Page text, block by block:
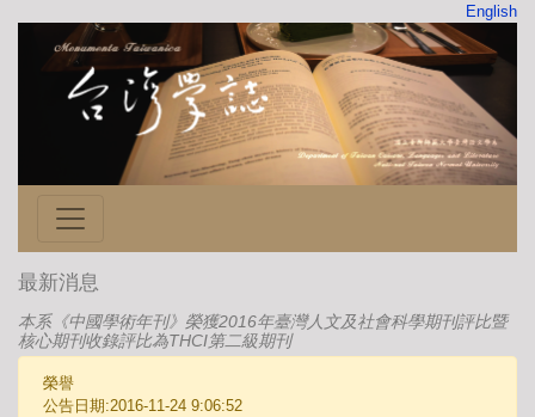
English
最新消息
本系《中國學術年刊》榮獲2016年臺灣人文及社會科學期刊評比暨
核心期刊收錄評比為THCI第二級期刊
榮譽
公告日期:2016-11-24 9:06:52